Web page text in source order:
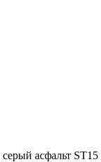
серый асфальт ST15